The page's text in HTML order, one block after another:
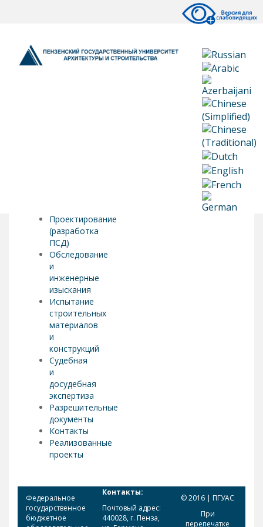
Проектирование
(разработка
ПСД)
Обследование
и
инженерные
изыскания
Испытание
строительных
материалов
и
конструкций
Судебная
и
досудебная
экспертиза
Разрешительные
документы
Контакты
Реализованные
проекты
Федеральное
государственное
бюджетное
Контакты:
Почтовый адрес:
440028, г. Пенза,
© 2016 | ПГУАС
При
перепечатке